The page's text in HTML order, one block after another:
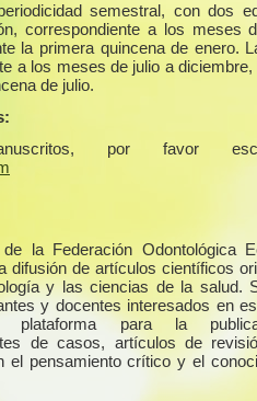
semestral, con dos
correspondiente a los meses
la primera quincena de enero.
a los meses de julio a
de julio.
por favor
la Federación Odontológica
difusión de artículos científicos
y las ciencias de la salud.
y docentes interesados en
plataforma para la
de casos, artículos de
el pensamiento crítico y el